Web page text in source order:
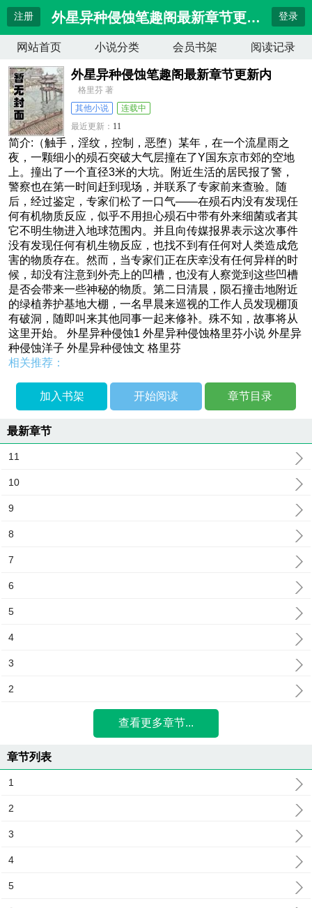
注册 外星异种侵蚀笔趣阁最新章节更新内 登录
网站首页 小说分类 会员书架 阅读记录
外星异种侵蚀笔趣阁最新章节更新内
格里芬 著
其他小说
连载中
最近更新： 11
更新时间：2026-04-11 09:10:14
简介:（触手，淫纹，控制，恶堕）某年，在一个流星雨之
夜，一颗细小的殒石突破大气层撞在了Y国东京市郊的空地
上。撞出了一个直径3米的大坑。附近生活的居民报了警，
警察也在第一时间赶到现场，并联系了专家前来查验。随
后，经过鉴定，专家们松了一口气——在殒石内没有发现任
何有机物质反应，似乎不用担心殒石中带有外来细菌或者其
它不明生物进入地球范围内。并且向传媒报界表示这次事件
没有发现任何有机生物反应，也找不到有任何对人类造成危
害的物质存在。然而，当专家们正在庆幸没有任何异样的时
候，却没有注意到外壳上的凹槽，也没有人察觉到这些凹槽
是否会带来一些神秘的物质。第二日清晨，陨石撞击地附近
的绿植养护基地大棚，一名早晨来巡视的工作人员发现棚顶
有破洞，随即叫来其他同事一起来修补。殊不知，故事将从
这里开始。 外星异种侵蚀1 外星异种侵蚀格里芬小说 外星异
种侵蚀洋子 外星异种侵蚀文 格里芬
相关推荐：
加入书架 开始阅读 章节目录
最新章节
11
10
9
8
7
6
5
4
3
2
查看更多章节...
章节列表
1
2
3
4
5